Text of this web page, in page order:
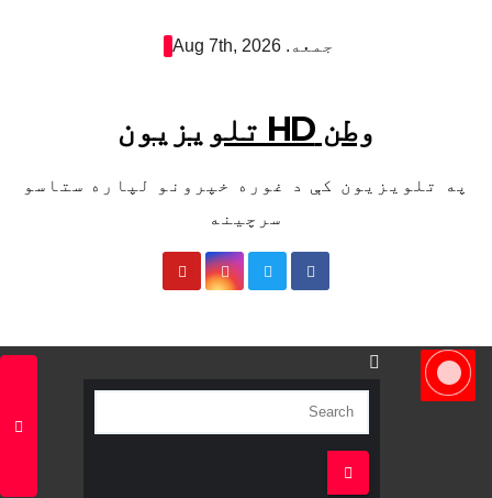
جمعه. Aug 7th, 2026
وطن HD تلویزیون
په تلویزیون کې د غوره خپرونو لپاره ستاسو
سرچینه